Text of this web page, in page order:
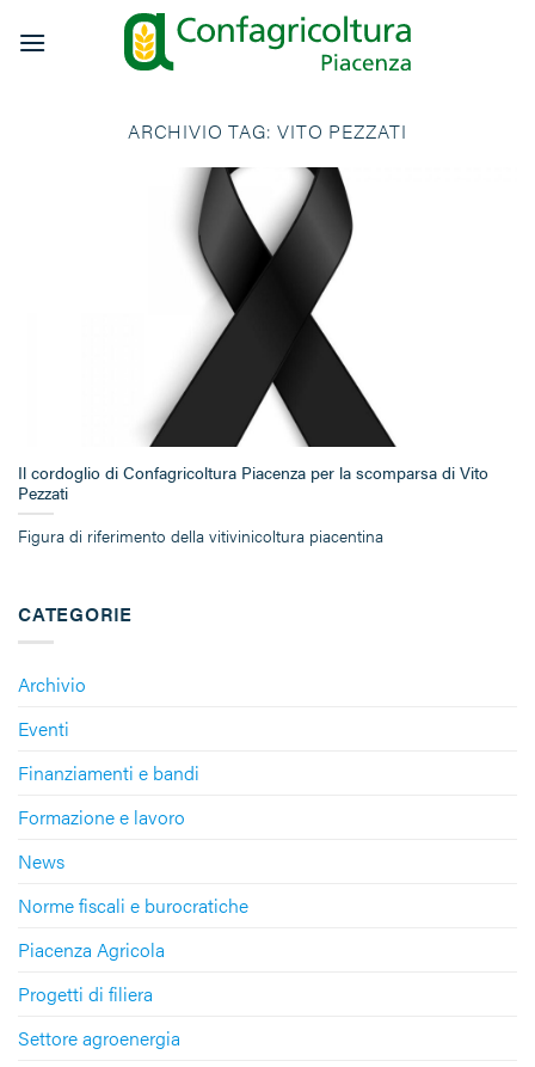
ARCHIVIO TAG:VITO PEZZATI
CATEGORIE
Archivio
Eventi
Finanziamenti e bandi
Formazione e lavoro
News
Norme fiscali e burocratiche
Piacenza Agricola
Progetti di filiera
Settore agroenergia
Il cordoglio di Confagricoltura Piacenza per la scomparsa di Vito
Pezzati
Figura di riferimento della vitivinicoltura piacentina